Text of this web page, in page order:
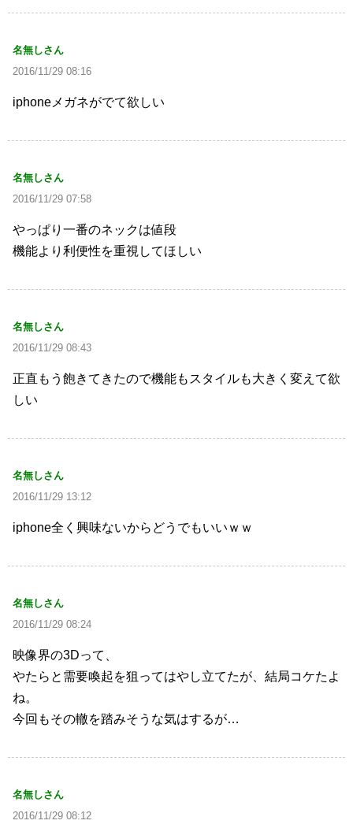
名無しさん
2016/11/29 08:16
iphoneメガネがでて欲しい
名無しさん
2016/11/29 07:58
やっぱり一番のネックは値段
機能より利便性を重視してほしい
名無しさん
2016/11/29 08:43
正直もう飽きてきたので機能もスタイルも大きく変えて欲
しい
名無しさん
2016/11/29 13:12
iphone全く興味ないからどうでもいいｗｗ
名無しさん
2016/11/29 08:24
映像界の3Dって、
やたらと需要喚起を狙ってはやし立てたが、結局コケたよ
ね。
今回もその轍を踏みそうな気はするが…
名無しさん
2016/11/29 08:12